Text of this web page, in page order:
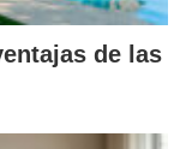
de las